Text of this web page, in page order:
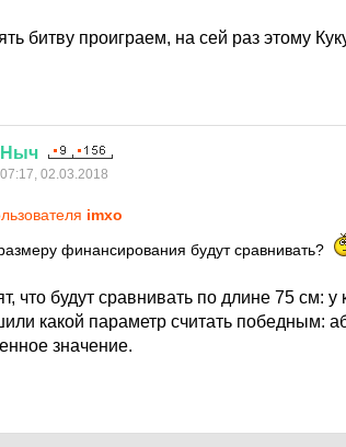
битву проиграем, на сей раз этому
Ныч
07:17, 02.03.2018
imxo
финансирования будут сравнивать?
что будут сравнивать по длине 75 см:
какой параметр считать победным:
значение.